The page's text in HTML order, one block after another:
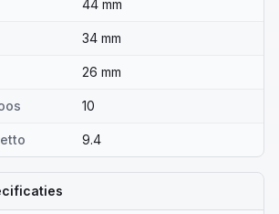
44 mm
34 mm
26 mm
10
9.4